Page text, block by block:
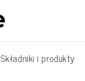
Składniki i produkty